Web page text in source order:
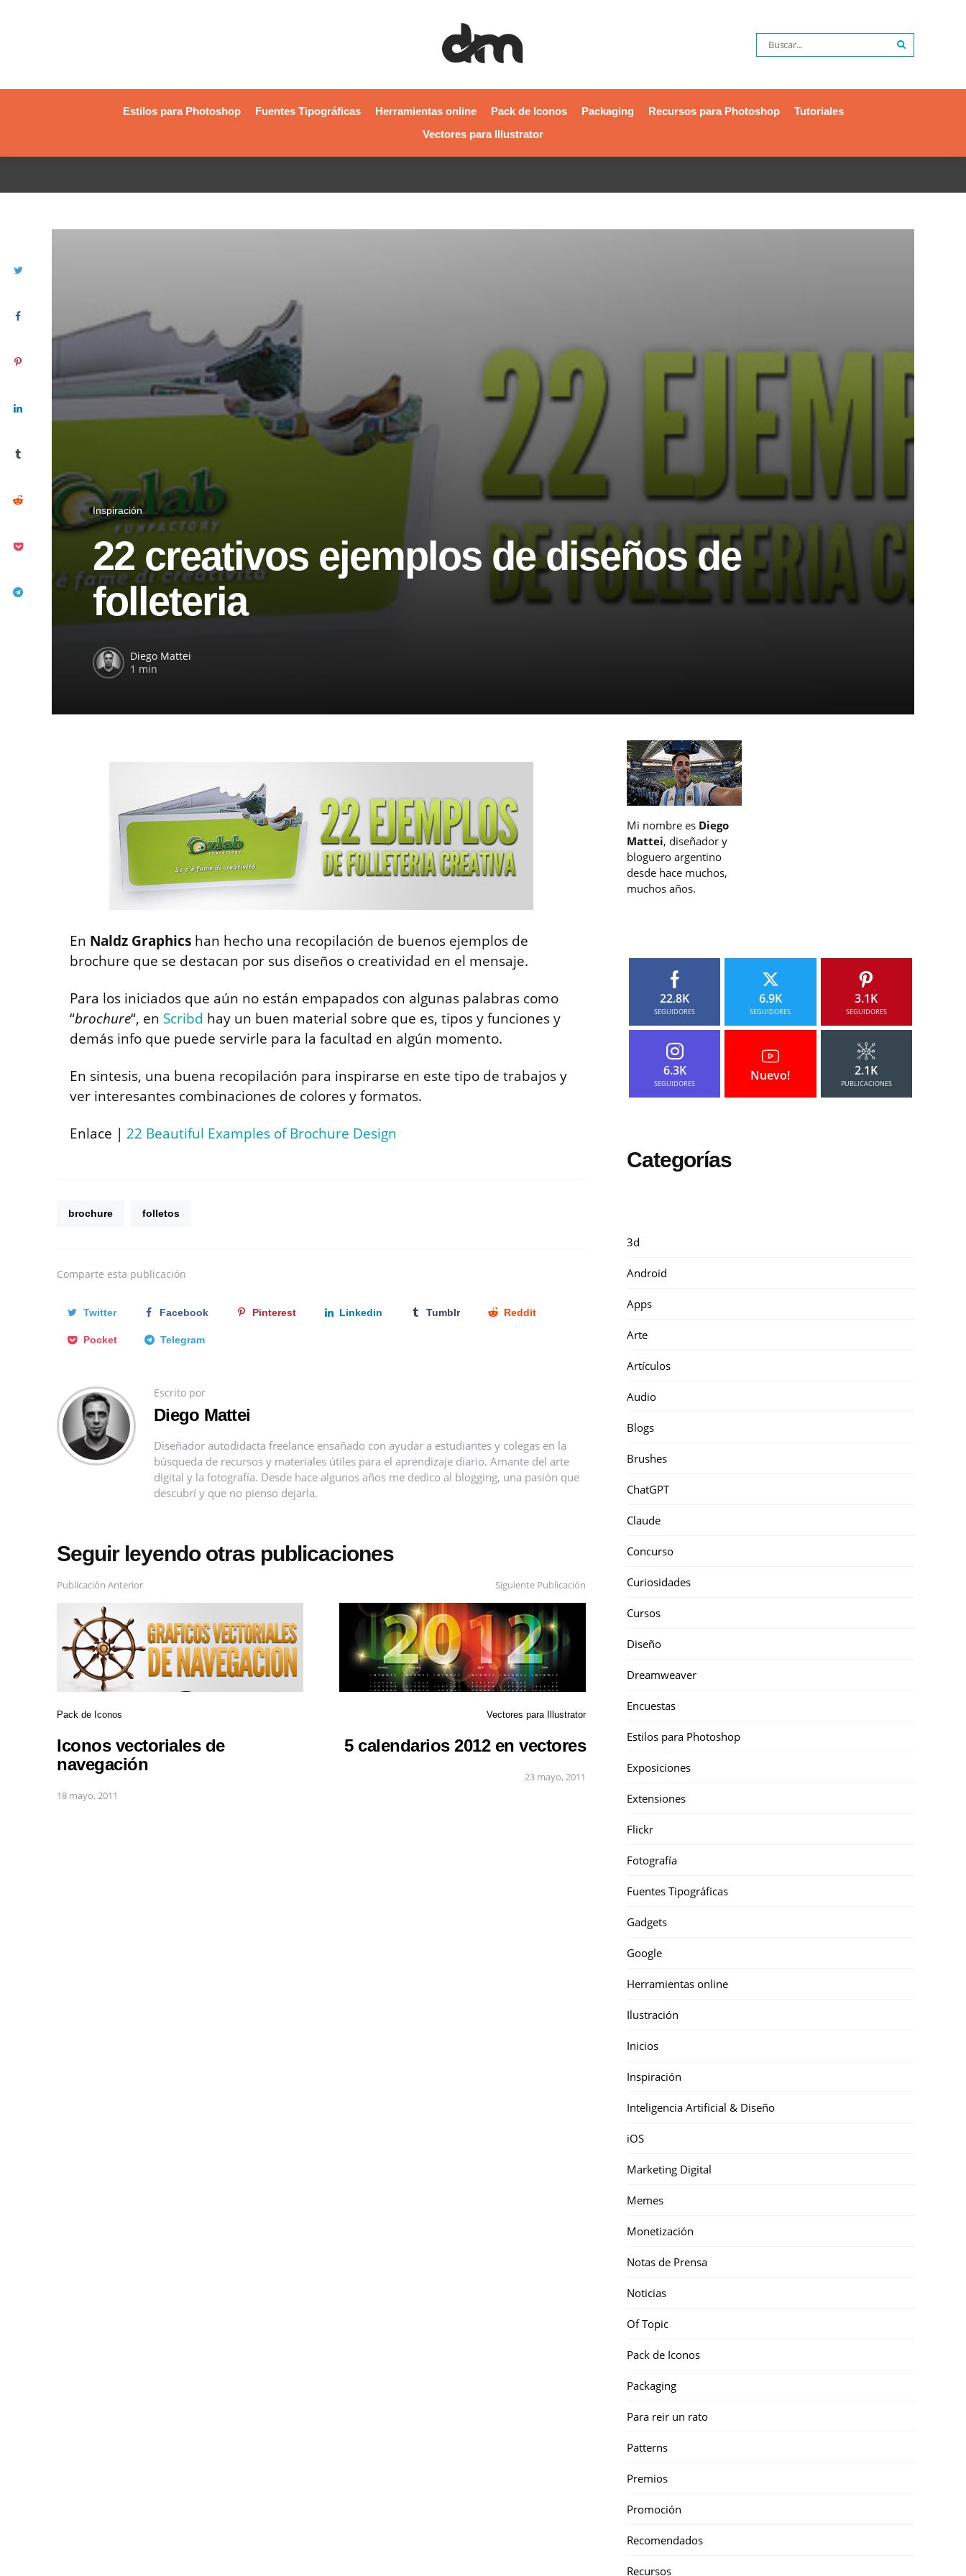
Estilos para Photoshop Fuentes Tipográficas Herramientas online Pack de Iconos Packaging Recursos para Photoshop
Tutoriales
Vectores para Illustrator
Inspiración
22 creativos ejemplos de diseños de
folleteria
Diego Mattei
1 min
En Naldz Graphics han hecho una recopilación de buenos ejemplos de
brochure que se destacan por sus diseños o creatividad en el mensaje.
Para los iniciados que aún no están empapados con algunas palabras como
“brochure“, en Scribd hay un buen material sobre que es, tipos y funciones y
demás info que puede servirle para la facultad en algún momento.
En sintesis, una buena recopilación para inspirarse en este tipo de trabajos y
ver interesantes combinaciones de colores y formatos.
Enlace | 22 Beautiful Examples of Brochure Design
brochure folletos
Comparte esta publicación
Twitter Facebook Pinterest Linkedin Tumblr Reddit
Pocket Telegram
Escrito por
Diego Mattei
Diseñador autodidacta freelance ensañado con ayudar a estudiantes y colegas en la
búsqueda de recursos y materiales útiles para el aprendizaje diario. Amante del arte
digital y la fotografía. Desde hace algunos años me dedico al blogging, una pasión que
descubrí y que no pienso dejarla.
Seguir leyendo otras publicaciones
Publicación Anterior
Pack de Iconos
Iconos vectoriales de
navegación
18 mayo, 2011
Siguiente Publicación
Vectores para Illustrator
5 calendarios 2012 en vectores
23 mayo, 2011
Mi nombre es Diego
Mattei, diseñador y
bloguero argentino
desde hace muchos,
muchos años.
22.8K
SEGUIDORES
6.9K
SEGUIDORES
3.1K
SEGUIDORES
6.3K
SEGUIDORES
Nuevo! 2.1K
PUBLICACIONES
Categorías
3d
Android
Apps
Arte
Artículos
Audio
Blogs
Brushes
ChatGPT
Claude
Concurso
Curiosidades
Cursos
Diseño
Dreamweaver
Encuestas
Estilos para Photoshop
Exposiciones
Extensiones
Flickr
Fotografía
Fuentes Tipográficas
Gadgets
Google
Herramientas online
Ilustración
Inicios
Inspiración
Inteligencia Artificial & Diseño
iOS
Marketing Digital
Memes
Monetización
Notas de Prensa
Noticias
Of Topic
Pack de Iconos
Packaging
Para reir un rato
Patterns
Premios
Promoción
Recomendados
Recursos